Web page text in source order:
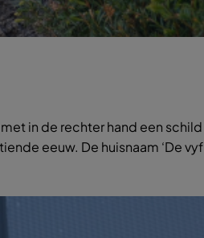
in de rechter hand een schild
eeuw. De huisnaam ‘De vyf